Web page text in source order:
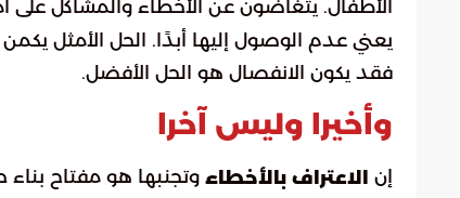
الأطفال. يتغاضون عن الأخطاء والمشاكل على
يعني عدم الوصول إليها أبدًا. الحل الأمثل
فقد يكون الانفصال هو الحل الأفضل.
وأخيرا وليس آخرا
إن الاعتراف بالأخطاء وتجنبها هو مفتاح